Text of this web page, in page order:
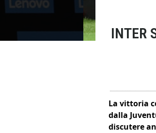
INTER
La vittoria
dalla
discutere